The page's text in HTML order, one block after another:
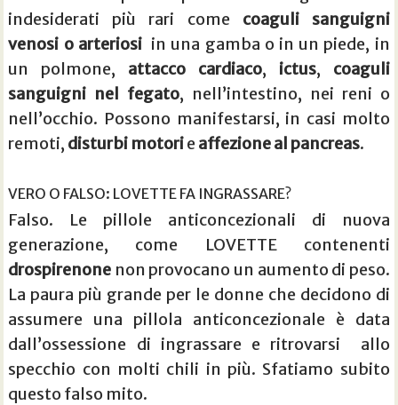
indesiderati più rari come coaguli sanguigni
venosi o arteriosiin una gamba o in un piede, in
un polmone, attacco cardiaco, ictus, coaguli
sanguigni nel fegato, nell’intestino, nei reni o
nell’occhio. Possono manifestarsi, in casi molto
remoti, disturbi motorie affezione al pancreas.
VERO O FALSO: LOVETTE FA INGRASSARE?
Falso. Le pillole anticoncezionali di nuova
generazione, come LOVETTE contenenti
drospirenone non provocano un aumento di peso.
La paura più grande per le donne che decidono di
assumere una pillola anticoncezionale è data
dall’ossessione di ingrassare e ritrovarsi allo
specchio con molti chili in più. Sfatiamo subito
questo falso mito.